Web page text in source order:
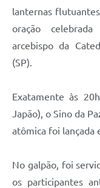
SIC
Diário Oficial
Notícias
Contato
lanternas
oração
arcebispo da
(SP).
Exatamente às
Japão), o Sino da
atômica foi lançada
No galpão, foi
os participantes